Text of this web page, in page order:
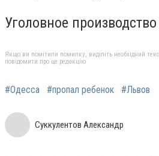
Уголовное
Якщо ви помітили помилку, виділіть необхідний
повідомити про це редакцію
#Одесса #пропал ребенок #Львов
Суккулентов Александр